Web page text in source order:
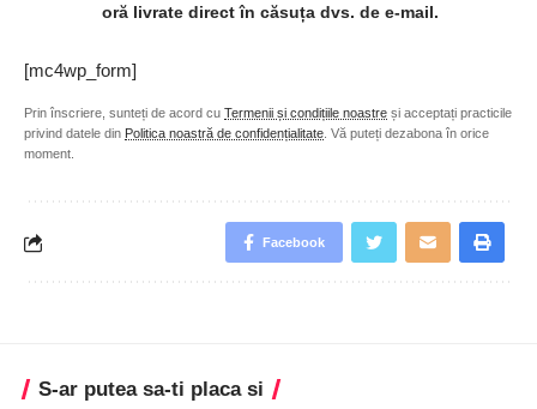
oră livrate direct în căsuța dvs. de e-mail.
[mc4wp_form]
Prin înscriere, sunteți de acord cu Termenii și condițiile noastre și acceptați practicile
privind datele din Politica noastră de confidențialitate . Vă puteți dezabona în orice
moment.
Facebook
S-ar putea sa-ti placa si